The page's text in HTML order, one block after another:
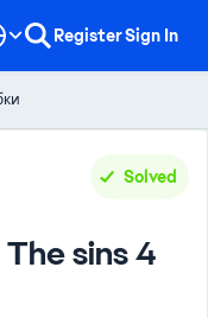
RegisterSign In
Solved
sins 4